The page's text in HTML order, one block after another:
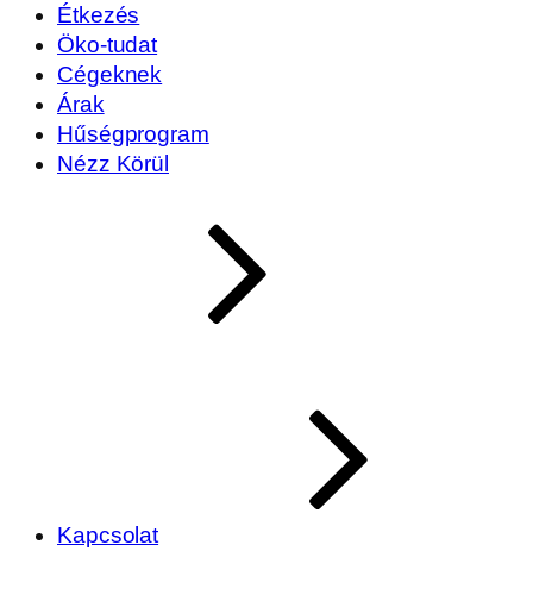
Étkezés
Öko-tudat
Cégeknek
Árak
Hűségprogram
Nézz Körül
Kapcsolat